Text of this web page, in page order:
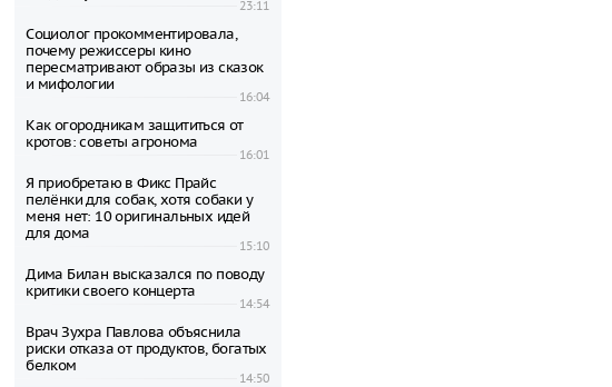
23:11
Социолог прокомментировала,
почему режиссеры кино
пересматривают образы из сказок
и мифологии
16:04
Как огородникам защититься от
кротов: советы агронома
16:01
Я приобретаю в Фикс Прайс
пелёнки для собак, хотя собаки у
меня нет: 10 оригинальных идей
для дома
15:10
Дима Билан высказался по поводу
критики своего концерта
14:54
Врач Зухра Павлова объяснила
риски отказа от продуктов, богатых
белком
14:50